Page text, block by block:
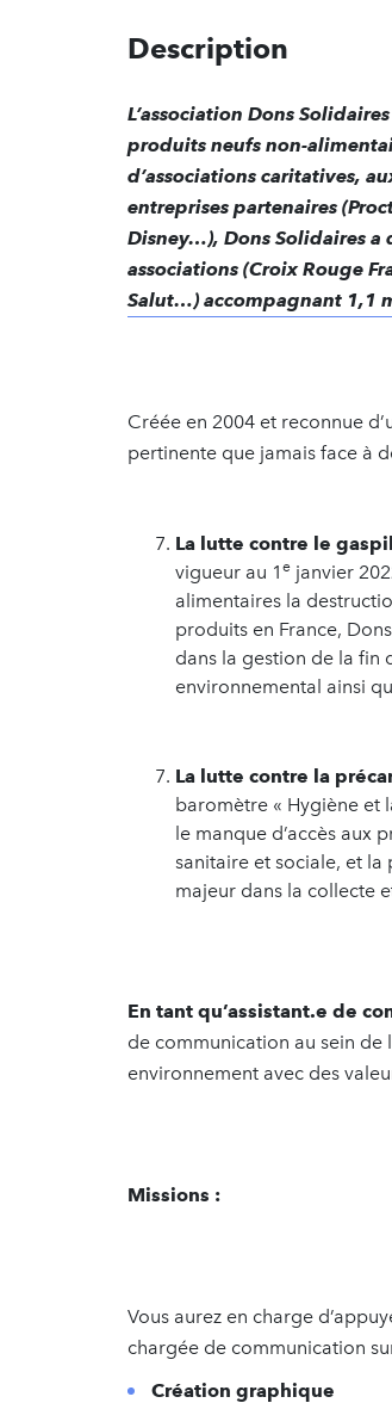
Description
L’association Dons
produits neufs non-
d’associations caritatives,
entreprises partenaires
Disney…), Dons Solidaires a
associations (Croix Rouge
Salut…) accompagnant 1,1
Créée en 2004 et reconnue
pertinente que jamais face à
La lutte contre le
vigueur au 1 e janvier
alimentaires la
produits en France,
dans la gestion de la fin
environnemental ainsi
La lutte contre la
baromètre « Hygiène et
le manque d’accès aux
sanitaire et sociale, et
majeur dans la collecte
En tant qu’assistant.e de
de communication au sein de
environnement avec des
Missions :
Vous aurez en charge
chargée de communication
Création graphique